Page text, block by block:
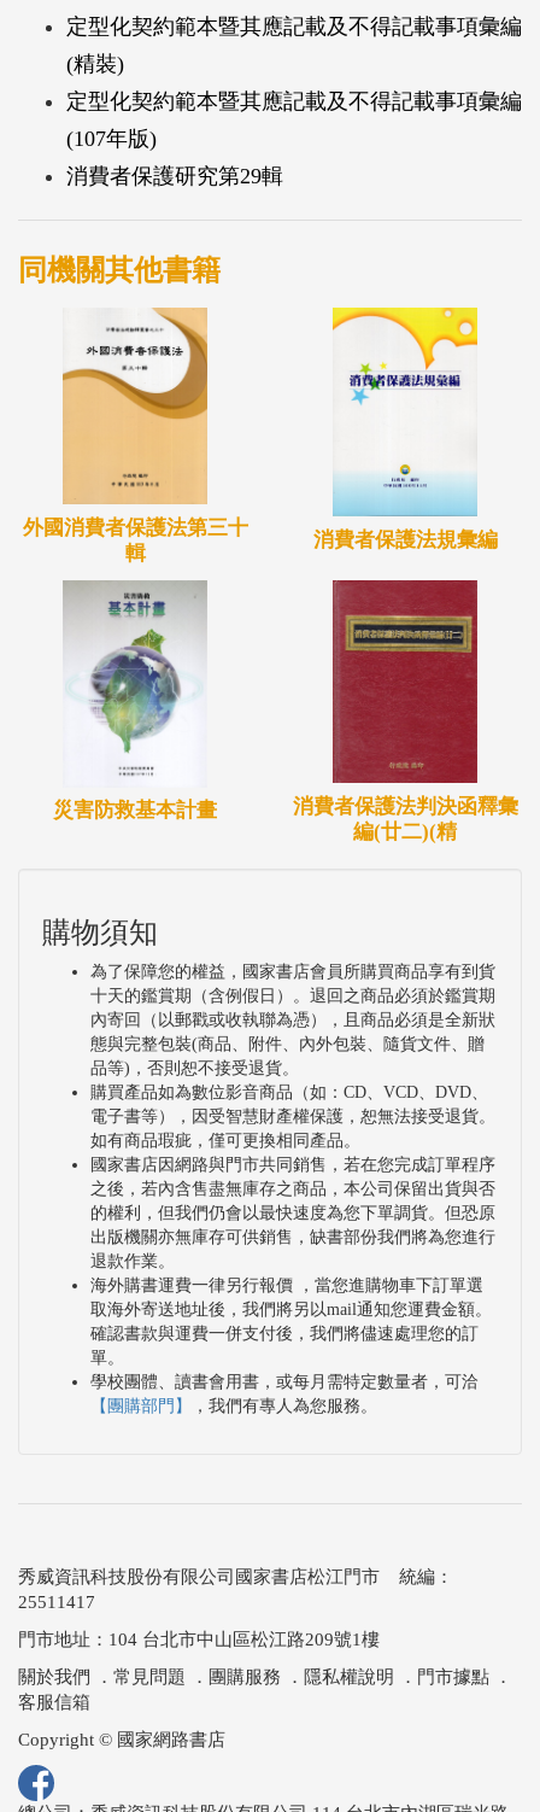
定型化契約範本暨其應記載及不得記載事項彙編
(精裝)
定型化契約範本暨其應記載及不得記載事項彙編
(107年版)
消費者保護研究第29輯
同機關其他書籍
外國消費者保護法第三十
輯
消費者保護法規彙編
災害防救基本計畫
消費者保護法判決函釋彙
編(廿二)(精
購物須知
為了保障您的權益，國家書店會員所購買商品享有到貨
十天的鑑賞期（含例假日）。退回之商品必須於鑑賞期
內寄回（以郵戳或收執聯為憑），且商品必須是全新狀
態與完整包裝(商品、附件、內外包裝、隨貨文件、贈
品等)，否則恕不接受退貨。
購買產品如為數位影音商品（如：CD、VCD、DVD、
電子書等），因受智慧財產權保護，恕無法接受退貨。
如有商品瑕疵，僅可更換相同產品。
國家書店因網路與門市共同銷售，若在您完成訂單程序
之後，若內含售盡無庫存之商品，本公司保留出貨與否
的權利，但我們仍會以最快速度為您下單調貨。但恐原
出版機關亦無庫存可供銷售，缺書部份我們將為您進行
退款作業。
海外購書運費一律另行報價 ，當您進購物車下訂單選
取海外寄送地址後，我們將另以mail通知您運費金額。
確認書款與運費一併支付後，我們將儘速處理您的訂
單。
學校團體、讀書會用書，或每月需特定數量者，可洽
【團購部門】
，我們有專人為您服務。
秀威資訊科技股份有限公司國家書店松江門市 統編：
25511417
門市地址：104 台北市中山區松江路209號1樓
關於我們
． 常見問題 ． 團購服務 ． 隱私權說明 ． 門市據點 ．
客服信箱
Copyright © 國家網路書店